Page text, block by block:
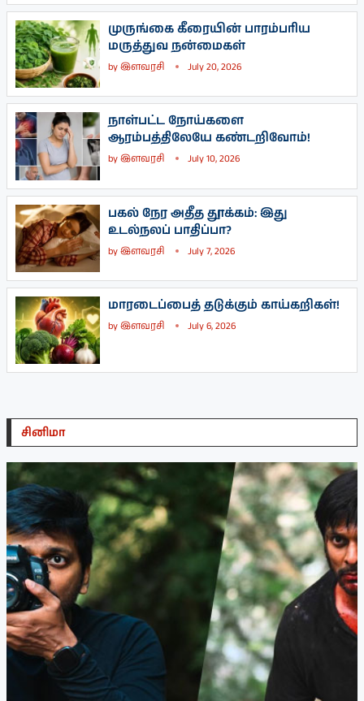
முருங்கை கீரையின் பாரம்பரிய
மருத்துவ நன்மைகள்
byஇளவரசி July 20, 2026
நாள்பட்ட நோய்களை
ஆரம்பத்திலேயே கண்டறிவோம்!
byஇளவரசி July 10, 2026
பகல் நேர அதீத தூக்கம்: இது
உடல்நலப் பாதிப்பா?
byஇளவரசி July 7, 2026
மாரடைப்பைத் தடுக்கும் காய்கறிகள்!
byஇளவரசி July 6, 2026
சினிமா